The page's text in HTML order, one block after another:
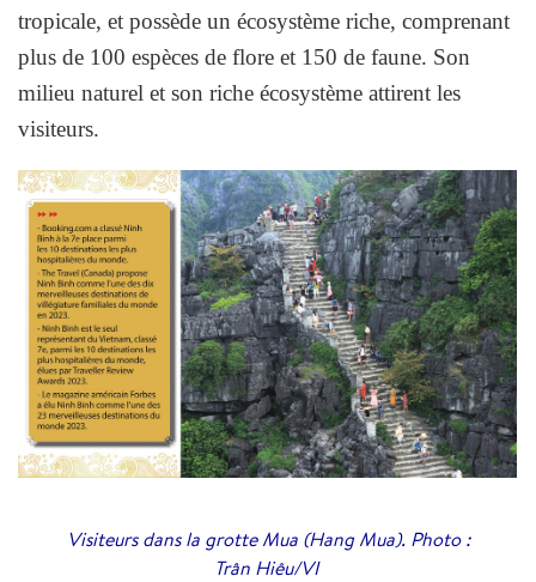
tropicale, et possède un écosystème riche, comprenant
plus de 100 espèces de flore et 150 de faune. Son
milieu naturel et son riche écosystème attirent les
visiteurs.
Visiteurs dans la grotte Mua (Hang Mua). Photo :
Trân Hiêu/VI